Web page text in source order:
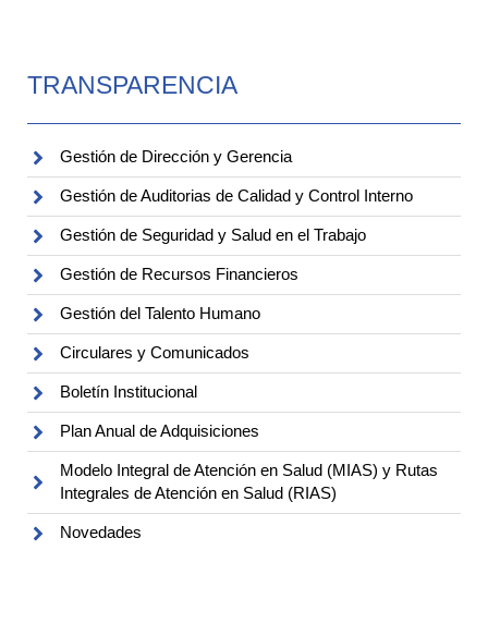
TRANSPARENCIA
Gestión de Dirección y Gerencia
Gestión de Auditorias de Calidad y Control Interno
Gestión de Seguridad y Salud en el Trabajo
Gestión de Recursos Financieros
Gestión del Talento Humano
Circulares y Comunicados
Boletín Institucional
Plan Anual de Adquisiciones
Modelo Integral de Atención en Salud (MIAS) y Rutas
Integrales de Atención en Salud (RIAS)
Novedades